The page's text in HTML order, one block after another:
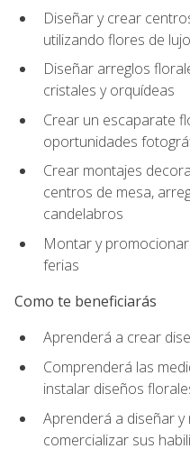
Diseñar y crear
utilizando flores de lujo
Diseñar arreglos
cristales y orquídeas
Crear un escaparate
oportunidades
Crear montajes
centros de mesa,
candelabros
Montar y
ferias
Como te beneficiarás
Aprenderá a crear
Comprenderá las
instalar diseños
Aprenderá a diseñar
comercializar sus